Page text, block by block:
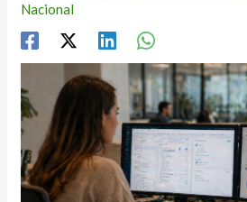
Nacional